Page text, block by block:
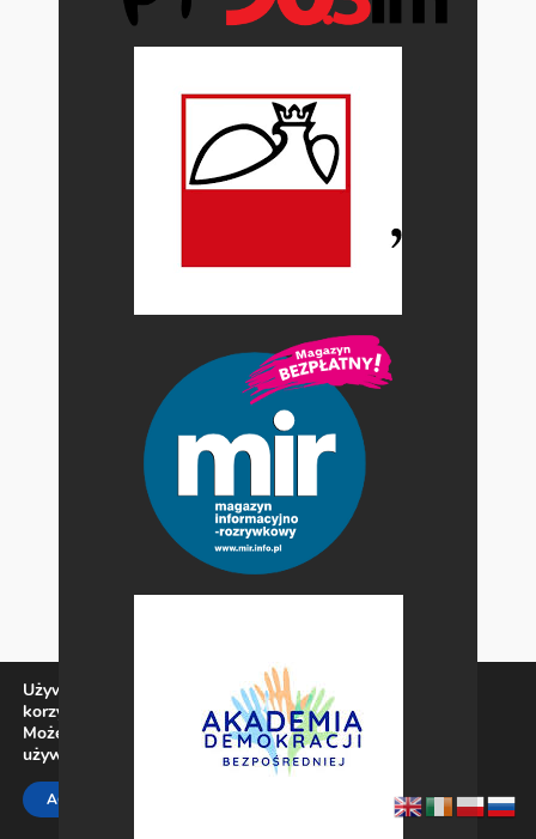
Używamy ciasteczek, aby zapewnić najlepszą jakość
korzystania z naszej witryny.
Możesz dowiedzieć się więcej o tym, jakich ciasteczek
używamy, lub wyłączyć je wustawieniach.
ACCEPT Zamknij panel